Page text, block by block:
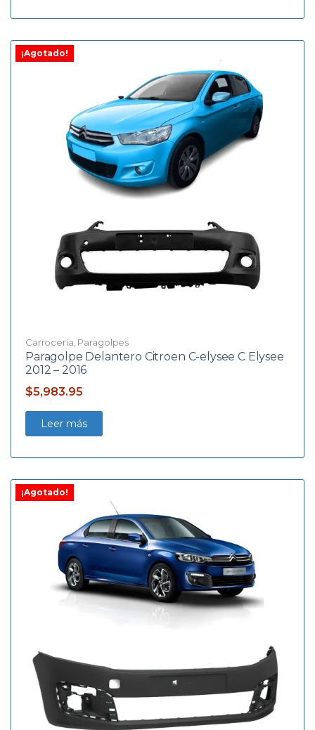
¡Agotado!
Carrocería Paragolpes
Paragolpe Delantero Citroen C-elysee C Elysee
2012 – 2016
$5,983.95
Leer más
¡Agotado!